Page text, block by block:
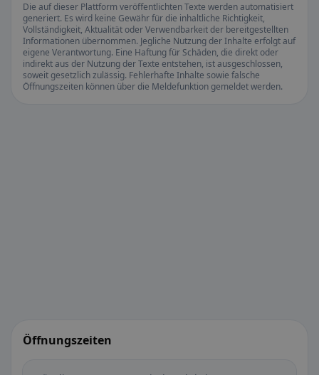
Die auf dieser Plattform veröffentlichten Texte werden automatisiert
generiert. Es wird keine Gewähr für die inhaltliche Richtigkeit,
Vollständigkeit, Aktualität oder Verwendbarkeit der bereitgestellten
Informationen übernommen. Jegliche Nutzung der Inhalte erfolgt auf
eigene Verantwortung. Eine Haftung für Schäden, die direkt oder
indirekt aus der Nutzung der Texte entstehen, ist ausgeschlossen,
soweit gesetzlich zulässig. Fehlerhafte Inhalte sowie falsche
Öffnungszeiten können über die Meldefunktion gemeldet werden.
Öffnungszeiten